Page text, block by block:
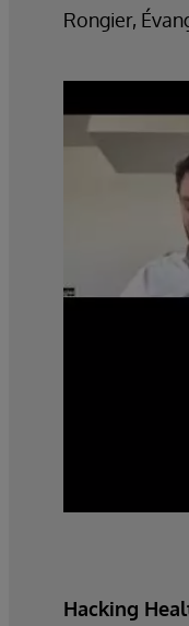
Rongier,
Hacking